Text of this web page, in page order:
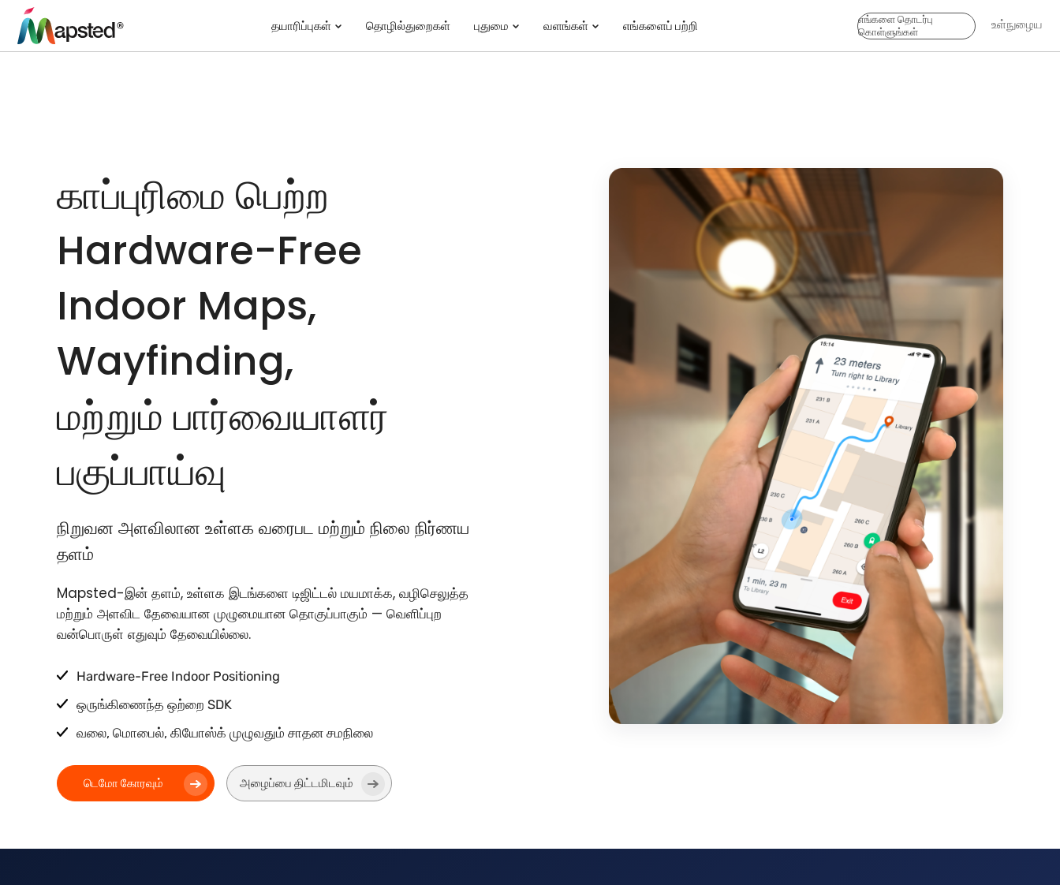
தயாரிப்புகள் தொழில்துறைகள் புதுமை வளங்கள் எங்களைப் பற்றி
எங்களை தொடர்பு
கொள்ளுங்கள்
உள்நுழைய
காப்புரிமை பெற்ற
Hardware-Free
Indoor Maps,
Wayfinding,
மற்றும் பார்வையாளர்
பகுப்பாய்வு
நிறுவன அளவிலான உள்ளக வரைபட மற்றும் நிலை நிர்ணய
தளம்
Mapsted-இன் தளம், உள்ளக இடங்களை டிஜிட்டல் மயமாக்க, வழிசெலுத்த
மற்றும் அளவிட தேவையான முழுமையான தொகுப்பாகும் — வெளிப்புற
வன்பொருள் எதுவும் தேவையில்லை.
Hardware-Free Indoor Positioning
ஒருங்கிணைந்த ஒற்றை SDK
வலை, மொபைல், கியோஸ்க் முழுவதும் சாதன சமநிலை
டெமோ கோரவும் அழைப்பை திட்டமிடவும்